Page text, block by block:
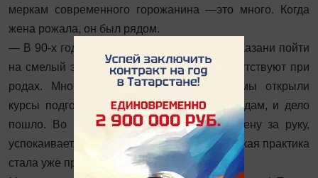
меркам современного горожанина —это много. Когда
жена рожала, он был рядом.
— В 90-х годах мы предложили роддомам Казани пойти
на смелый эксперимент: пусть мужья присутствуют при
родах. Многие оторопели, конечно. Но мы открыли
курсы подготовки семьи к парт­нёрским родам, и дело
пошло. Во время родов супруг держит жену за руку,
успокаивает. Это укрепляет узы. Сегодня такая практика
стала уже привычным делом.